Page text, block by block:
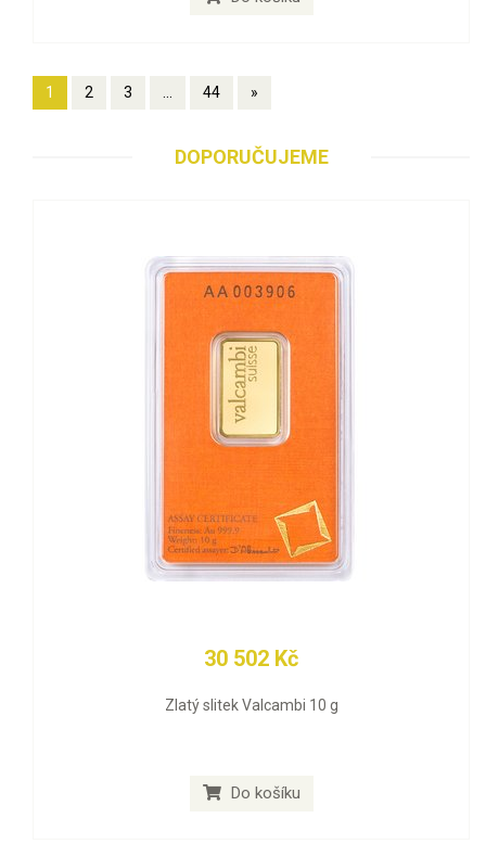
1 2 3 ... 44 »
DOPORUČUJEME
30 502 Kč
Zlatý slitek Valcambi 10 g
Do košíku